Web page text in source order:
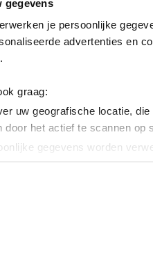
gegevens
je persoonlijke
advertenties en
graag:
uw geografische locatie,
door het actief te scannen op
gegevens worden
en advertenties te
op basis van uw